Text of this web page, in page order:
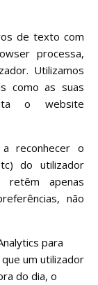
de texto com
processa,
Utilizamos
como as suas
o website
reconhecer o
do utilizador
apenas
não
para
um utilizador
do dia, o